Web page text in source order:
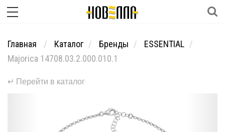
Главная Каталог Бренды
ESSENTIAL
Majorica 14708.03.2.000.010.1
↵ Перейти в каталог